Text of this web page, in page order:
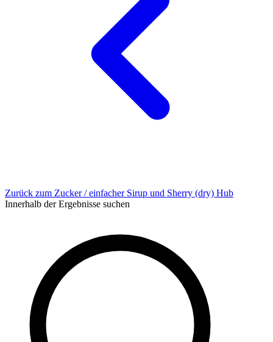
Zurück zum Zucker / einfacher Sirup und Sherry (dry) Hub
Innerhalb der Ergebnisse suchen